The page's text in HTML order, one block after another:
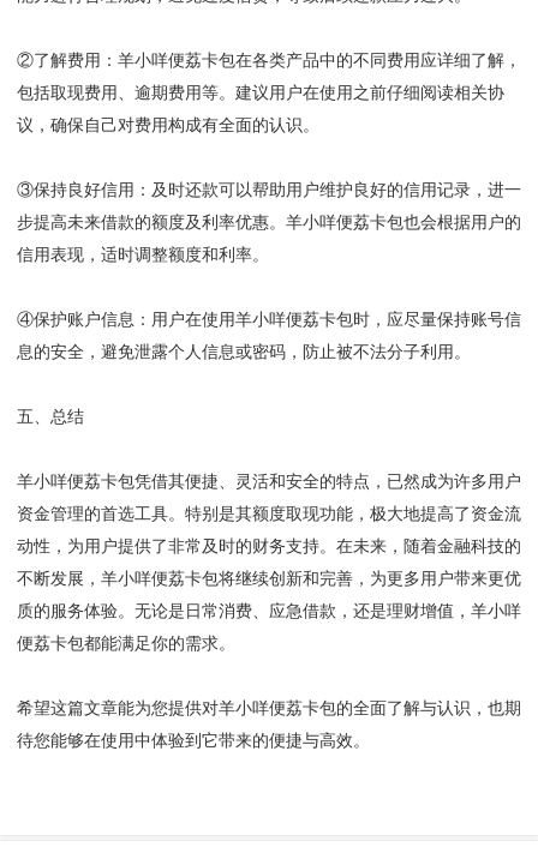
②了解费用 ： 羊小咩便荔卡包在各类产品中的不同费用应详细了解，
包括取现费用、逾期费用等。建议用户在使用之前仔细阅读相关协
议，确保自己对费用构成有全面的认识。
③保持良好信用 ： 及时还款可以帮助用户维护良好的信用记录，进一
步提高未来借款的额度及利率优惠。羊小咩便荔卡包也会根据用户的
信用表现，适时调整额度和利率。
④保护账户信息 ： 用户在使用羊小咩便荔卡包时，应尽量保持账号信
息的安全，避免泄露个人信息或密码，防止被不法分子利用。
五、总结
羊小咩便荔卡包凭借其便捷、灵活和安全的特点，已然成为许多用户
资金管理的首选工具。特别是其额度取现功能，极大地提高了资金流
动性，为用户提供了非常及时的财务支持。在未来，随着金融科技的
不断发展，羊小咩便荔卡包将继续创新和完善，为更多用户带来更优
质的服务体验。无论是日常消费、应急借款，还是理财增值，羊小咩
便荔卡包都能满足你的需求。
希望这篇文章能为您提供对羊小咩便荔卡包的全面了解与认识，也期
待您能够在使用中体验到它带来的便捷与高效。